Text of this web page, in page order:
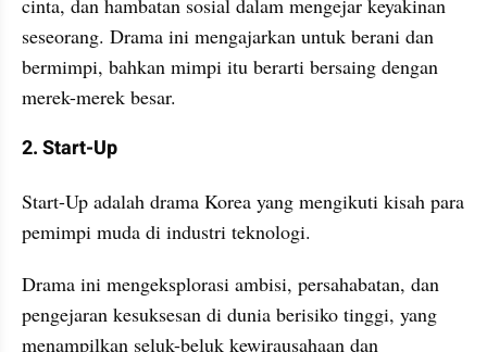
cinta, dan hambatan sosial dalam mengejar keyakinan
seseorang. Drama ini mengajarkan untuk berani dan
bermimpi, bahkan mimpi itu berarti bersaing dengan
merek-merek besar.
2. Start-Up
Start-Up adalah drama Korea yang mengikuti kisah para
pemimpi muda di industri teknologi.
Drama ini mengeksplorasi ambisi, persahabatan, dan
pengejaran kesuksesan di dunia berisiko tinggi, yang
menampilkan seluk-beluk kewirausahaan dan